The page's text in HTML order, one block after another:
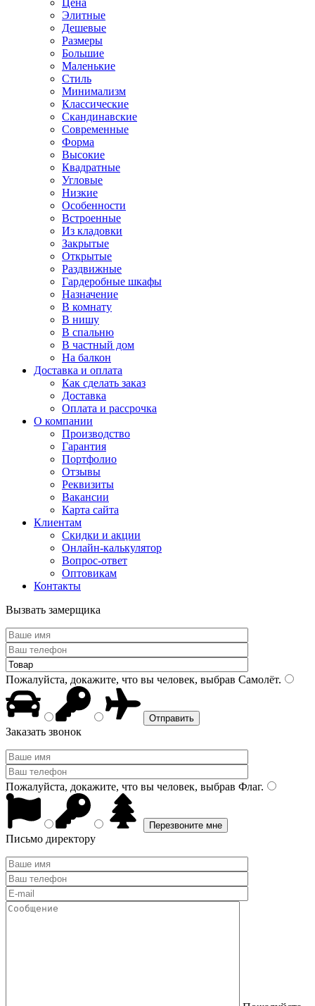
Цена
Элитные
Дешевые
Размеры
Большие
Маленькие
Стиль
Минимализм
Классические
Скандинавские
Современные
Форма
Высокие
Квадратные
Угловые
Низкие
Особенности
Встроенные
Из кладовки
Закрытые
Открытые
Раздвижные
Гардеробные шкафы
Назначение
В комнату
В нишу
В спальню
В частный дом
На балкон
Доставка и оплата
Как сделать заказ
Доставка
Оплата и рассрочка
О компании
Производство
Гарантия
Портфолио
Отзывы
Реквизиты
Вакансии
Карта сайта
Клиентам
Скидки и акции
Онлайн-калькулятор
Вопрос-ответ
Оптовикам
Контакты
Вызвать замерщика
Пожалуйста, докажите, что вы человек, выбрав Самолёт.
Заказать звонок
Пожалуйста, докажите, что вы человек, выбрав Флаг.
Письмо директору